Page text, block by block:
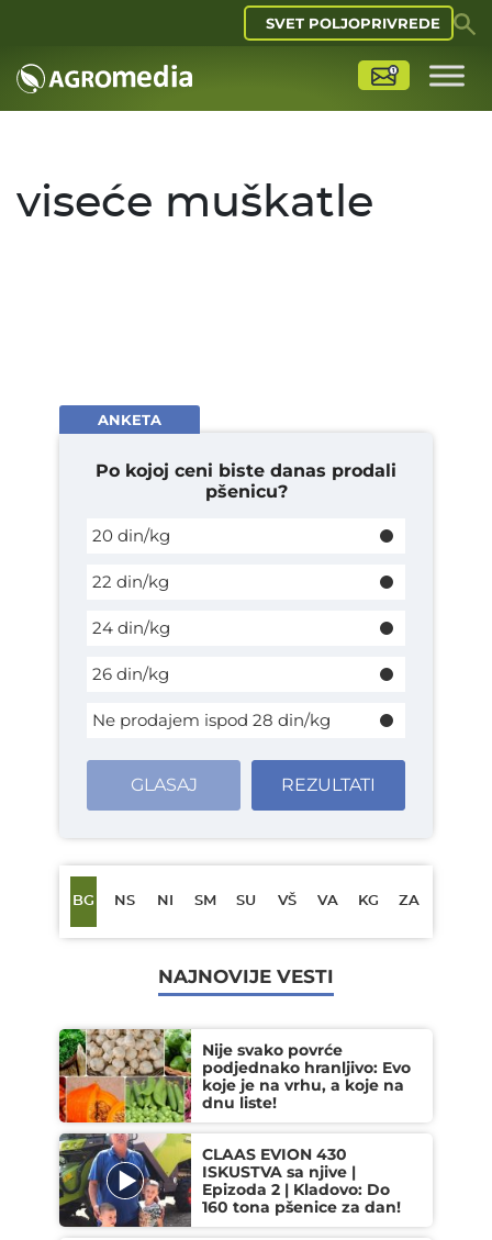
SVET POLJOPRIVREDE
viseće muškatle
ANKETA
Po kojoj ceni biste danas prodali
pšenicu?
20 din/kg
22 din/kg
24 din/kg
26 din/kg
Ne prodajem ispod 28 din/kg
GLASAJ REZULTATI
BG NS NI SM SU VŠ VA KG ZA
NAJNOVIJE VESTI
Nije svako povrće
podjednako hranljivo: Evo
koje je na vrhu, a koje na
dnu liste!
CLAAS EVION 430
ISKUSTVA sa njive |
Epizoda 2 | Kladovo: Do
160 tona pšenice za dan!